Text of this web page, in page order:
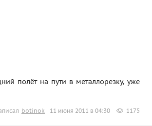
полёт на пути в металлорезку, уже
botinok 11 июня 2011 в 04:30 1175